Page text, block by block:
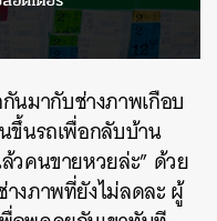
นมากับช่างภาพเกือบ
ขึ้นรถเพื่อกลับบ้าน
วคนขายหวยล่ะ” ด้วย
งภาพที่ยังไม่ลดละ ผู้